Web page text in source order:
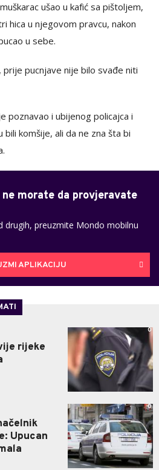
ušao u kafić sa pištoljem,
hica u njegovom pravcu, nakon
u sebe.
pucnjave nije bilo svađe niti
poznavao i ubijenog policajca i
bili komšije, ali da ne zna šta bi
morate da provjeravate
drugih, preuzmite Mondo mobilnu
APLIKACIJU
rijeke
0
Upucan
0